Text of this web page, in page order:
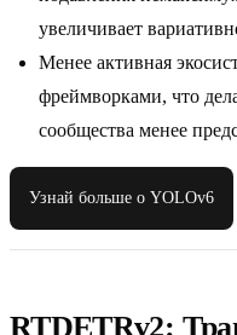
увеличивает
Менее активная
фреймворками, что
сообщества менее
Узнай больше о YOLOv6
RTDETRv2: